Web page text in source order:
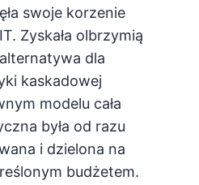
swoje korzenie
Zyskała olbrzymią
dla
kaskadowej
modelu cała
była od razu
i dzielona na
budżetem.